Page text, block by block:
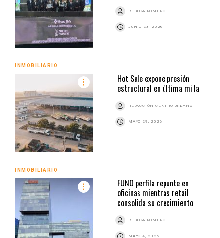
REBECA ROMERO
JUNIO 23, 2026
INMOBILIARIO
Hot Sale expone presión
estructural en última milla
REDACCIÓN CENTRO URBANO
MAYO 29, 2026
INMOBILIARIO
FUNO perfila repunte en
oficinas mientras retail
consolida su crecimiento
REBECA ROMERO
MAYO 4, 2026